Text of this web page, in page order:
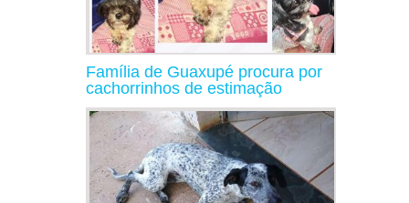
Família de Guaxupé procura por
cachorrinhos de estimação